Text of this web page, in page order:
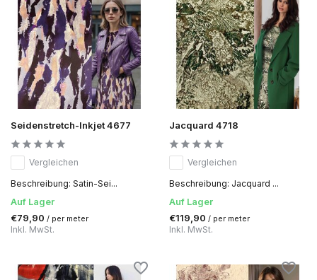
Seidenstretch-Inkjet 4677
Vergleichen
Beschreibung: Satin-Sei...
Auf Lager
€79,90 / per meter
Inkl. MwSt.
Jacquard 4718
Vergleichen
Beschreibung: Jacquard ...
Auf Lager
€119,90 / per meter
Inkl. MwSt.